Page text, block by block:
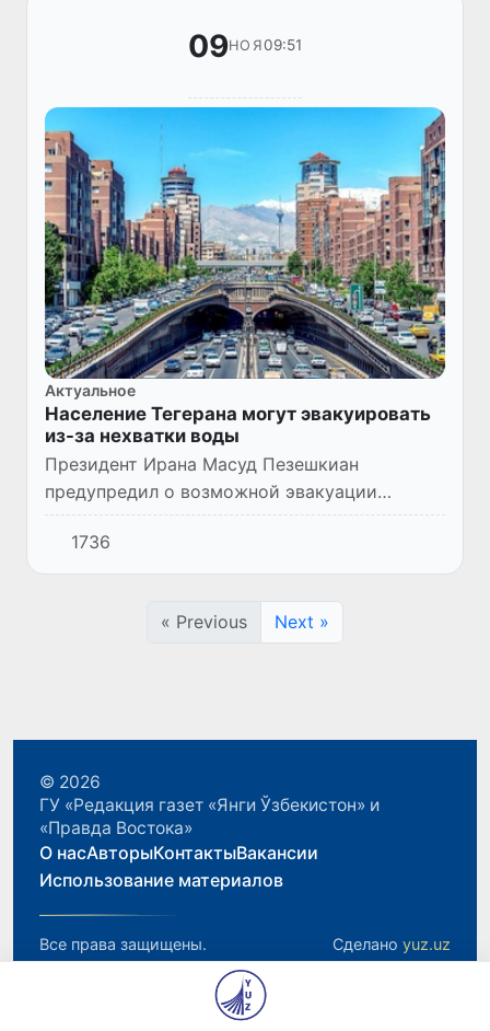
09НОЯ09:51
Актуальное
Население Тегерана могут эвакуировать
из-за нехватки воды
Президент Ирана Масуд Пезешкиан
предупредил о возможной эвакуации
Тегерана в случае дальнейшего обострения
водного кризиса, вызванного длительной
засухой.
1736
« Previous Next »
© 2026
ГУ «Редакция газет «Янги Ўзбекистон» и
«Правда Востока»
О насАвторыКонтактыВакансии
Использование материалов
Все права защищены. Сделано yuz.uz